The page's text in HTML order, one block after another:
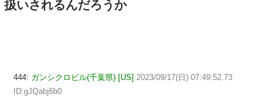
扱いされるんだろうか
444: ガンシクロビル(千葉県) [US] 2023/09/17(日) 07:49:52.73
ID:gJQabj6b0